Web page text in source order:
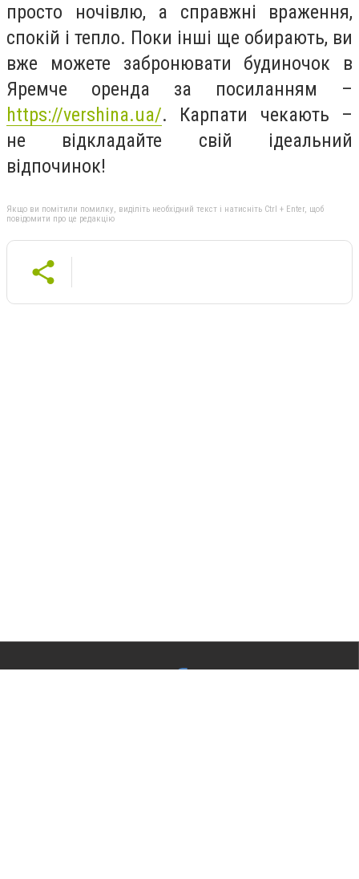
просто ночівлю, а справжні враження,
спокій і тепло. Поки інші ще обирають, ви
вже можете забронювати будиночок в
Яремче оренда за посиланням –
https://vershina.ua/. Карпати чекають –
не відкладайте свій ідеальний
відпочинок!
Якщо ви помітили помилку, виділіть необхідний текст і натисніть Ctrl + Enter, щоб
повідомити про це редакцію